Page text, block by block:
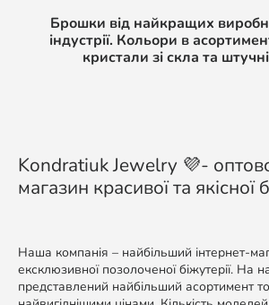
Брошки від найкращих
індустрії. Кольори в
кристали зі скла та
Kondratiuk Jewelry 💜-
магазин красивої та якісної
Наша компанія – найбільший інтернет-
ексклюзивної позолоченої біжутерії. На
представлений найбільший асортимент